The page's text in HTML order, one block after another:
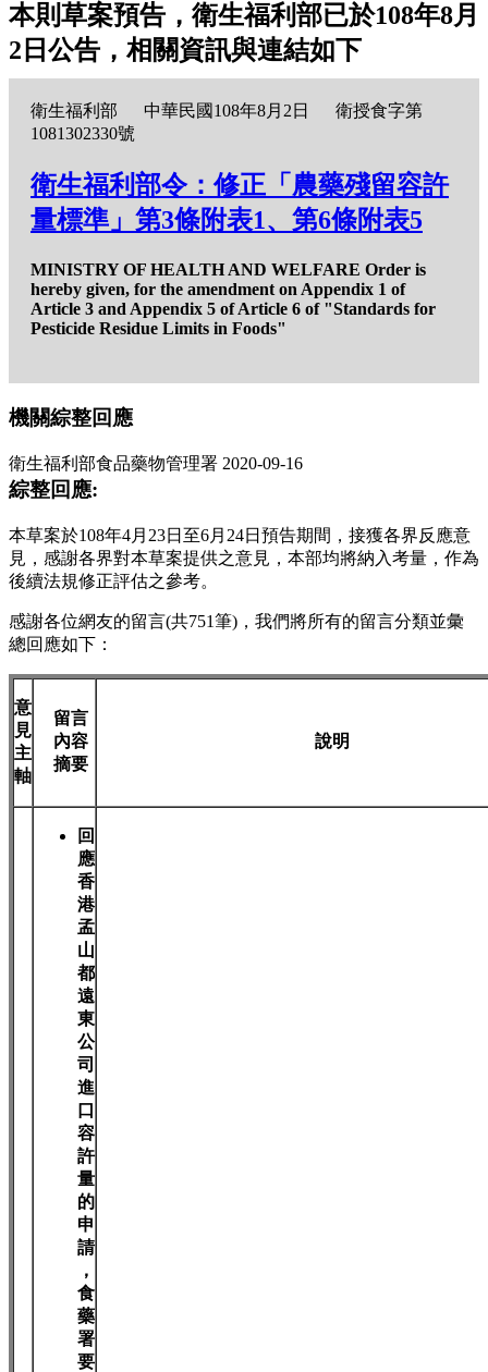
本則草案預告，衛生福利部已於108年8月
2日公告，相關資訊與連結如下
衛生福利部 中華民國108年8月2日
衛授食字第
1081302330號
衛生福利部令：修正「農藥殘留容許
量標準」第3條附表1、第6條附表5
MINISTRY OF HEALTH AND WELFARE Order is
hereby given, for the amendment on Appendix 1 of
Article 3 and Appendix 5 of Article 6 of "Standards for
Pesticide Residue Limits in Foods"
機關綜整回應
衛生福利部食品藥物管理署 2020-09-16
綜整回應:
本草案於108年4月23日至6月24日預告期間，接獲各界反應意
見，感謝各界對本草案提供之意見，本部均將納入考量，作為
後續法規修正評估之參考。
感謝各位網友的留言(共751筆)，我們將所有的留言分類並彙
總回應如下：
意
見
主
軸
留言
內容
摘要
說明
回
應
香
港
孟
山
都
遠
東
公
司
進
口
容
許
量
的
申
請
，
食
藥
署
要